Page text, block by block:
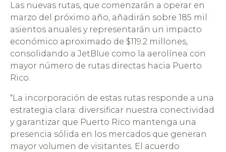
Las nuevas rutas, que comenzarán a operar en
marzo del próximo año, añadirán sobre 185 mil
asientos anuales y representarán un impacto
económico aproximado de $119.2 millones,
consolidando a JetBlue como la aerolínea con
mayor número de rutas directas hacia Puerto
Rico.
“La incorporación de estas rutas responde a una
estrategia clara: diversificar nuestra conectividad
y garantizar que Puerto Rico mantenga una
presencia sólida en los mercados que generan
mayor volumen de visitantes. El acuerdo